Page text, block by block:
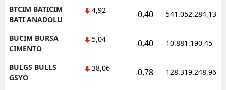
BTCIM BATICIM
BATI ANADOLU
4,92 -0,40 541.052.284,13
BUCIM BURSA
CIMENTO
5,04 -0,40 10.881.190,45
BULGS BULLS
GSYO
38,06 -0,78 128.319.248,96